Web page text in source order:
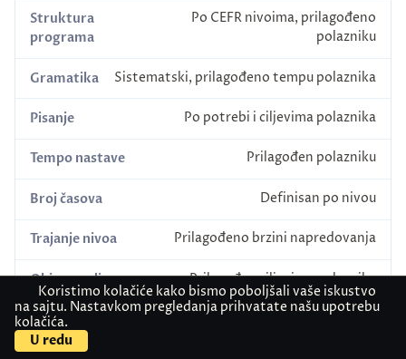
Struktura
programa
Po CEFR nivoima, prilagođeno
polazniku
Gramatika Sistematski, prilagođeno tempu polaznika
Pisanje Po potrebi i ciljevima polaznika
Tempo nastave Prilagođen polazniku
Broj časova Definisan po nivou
Trajanje nivoa Prilagođeno brzini napredovanja
Obim gradiva Prilagođen ciljevima polaznika
Posvećenost van časa Po dogovoru sa profesorom
Koristimo kolačiće kako bismo poboljšali vaše iskustvo
na sajtu. Nastavkom pregledanja prihvatate našu upotrebu
kolačića.
U redu